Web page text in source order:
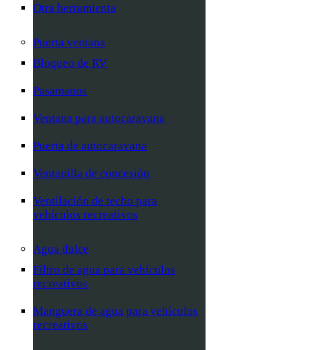
Otra herramienta
Puerta ventana
Bloqueo de RV
Pasamanos
Ventana para autocaravana
Puerta de autocaravana
Ventanilla de concesión
Ventilación de techo para
vehículos recreativos
Agua dulce
Filtro de agua para vehículos
recreativos
Manguera de agua para vehículos
recreativos